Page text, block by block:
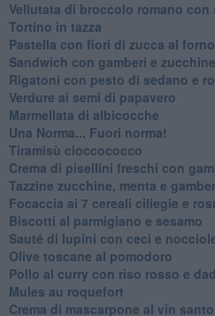
Vellutata di broccolo romano con
Tortino in tazza
Pastella con fiori di zucca al forno
Sandwich con gamberi e
Rigatoni con pesto di sedano e
Verdure ai semi di papavero
Marmellata di albicocche
Una Norma... Fuori norma!
Tiramisù cioccococco
Crema di pisellini freschi con
Tazzine zucchine, menta e
Focaccia ai 7 cereali ciliegie e
Biscotti al parmigiano e sesamo
Sauté di lupini con ceci e
Olive toscane al pomodoro
Pollo al curry con riso rosso e
Mules au roquefort
Crema di mascarpone al vin